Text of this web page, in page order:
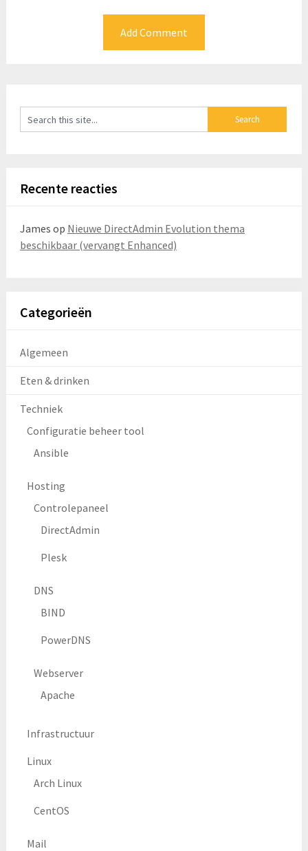
Recente reacties
James op Nieuwe DirectAdmin Evolution thema
beschikbaar (vervangt Enhanced)
Categorieën
Algemeen
Eten & drinken
Techniek
Configuratie beheer tool
Ansible
Hosting
Controlepaneel
DirectAdmin
Plesk
DNS
BIND
PowerDNS
Webserver
Apache
Infrastructuur
Linux
Arch Linux
CentOS
Mail